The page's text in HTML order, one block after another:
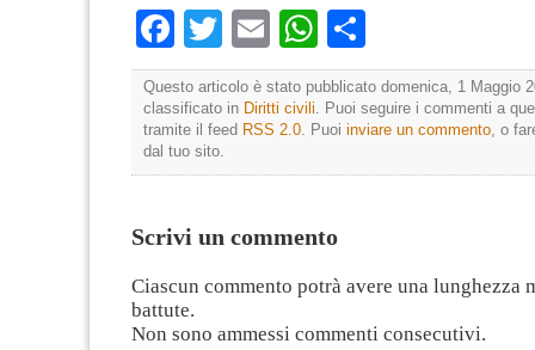
Facebook
TwitterEmailWhatsApp
Questo articolo è stato pubblicato domenica, 1 Maggio
classificato in Diritti civili. Puoi seguire i commenti a
tramite il feed RSS 2.0. Puoi inviare un commento, o
dal tuo sito.
Scrivi un commento
Ciascun commento potrà avere una lunghezza
battute.
Non sono ammessi commenti consecutivi.